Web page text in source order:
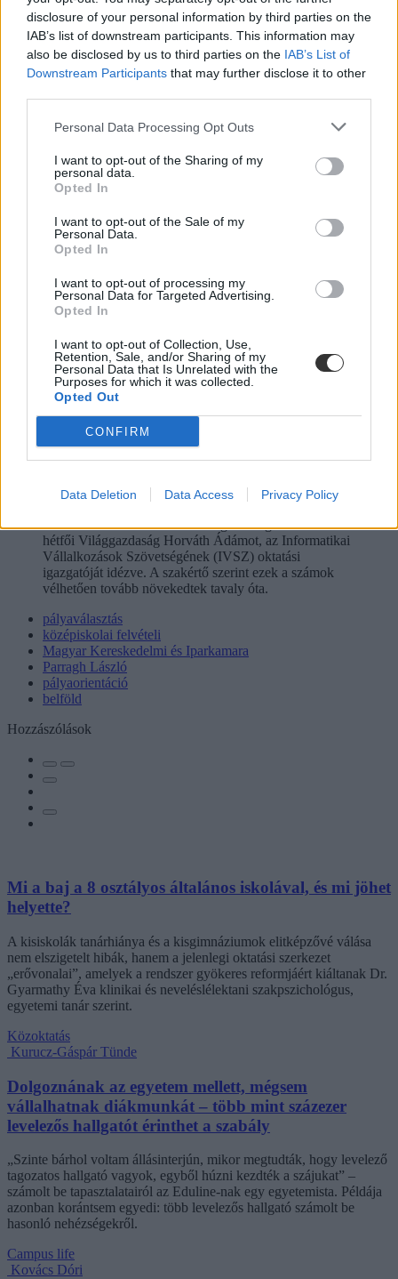
disclosure of your personal information by third parties on the
IAB’s list of downstream participants. This information may
also be disclosed by us to third parties on the IAB’s List of
Downstream Participants that may further disclose it to other
Personal Data Processing Opt Outs
I want to opt-out of the Sharing of my
personal data.
Opted In
I want to opt-out of the Sale of my
Personal Data.
Opted In
I want to opt-out of processing my
Personal Data for Targeted Advertising.
Opted In
I want to opt-out of Collection, Use,
Retention, Sale, and/or Sharing of my
Personal Data that Is Unrelated with the
Purposes for which it was collected.
Opted Out
CONFIRM
Data Deletion Data Access Privacy Policy
eltöltésére;
törekednek a legnagyobb önállóságra a szüleiktől
(önmegvalósítás);
a szellemi foglalkozásra vágyók közül nekik a legnagyobb az
arányuk.
Az alacsonyabb végzettséggel rendelkező szülők a gyerekeinek
máshol van a mérce:
a 8 általánost végzett apák 50 százaléka tanácsolt, hogy
tanuljon szakmát a gyereke (a diplomás szülőknél 11
százalék)
10 százalékuknak tanácsolták, hogy szerezzen diplomát
(diplomás szülőknél 57 százalék)
válassza a gyerek
Érzékelhetően a lemaradottabb régiókban tanácsolják leginkább a
Csongrádban 36, Békésben 31, Hajdú-Biharban 32, Borsodban 26
százalék. Ezzel szemben a fejlettebb Budapesten 16, valamint
Győr-Moson-Sopronban mindössze 14 százalékban adtak ilyen
tanácsot a gyerekeknek szüleik.
Brutális munkaerőhiány: ezekre a pályakezdőkre
vadásznak a cégek
állás volt betöltetlen, ami a közvetett
adhatott volna munkát a nemzetgazdaságban - írta a
hétfői Világgazdaság Horváth Ádámot, az Informatikai
Vállalkozások Szövetségének (IVSZ) oktatási
igazgatóját idézve. A szakértő szerint ezek a számok
vélhetően tovább növekedtek tavaly óta.
pályaválasztás
középiskolai felvételi
Magyar Kereskedelmi és Iparkamara
Parragh László
pályaorientáció
belföld
Hozzászólások
Mi a baj a 8 osztályos általános iskolával, és mi jöhet
helyette?
A kisiskolák tanárhiánya és a kisgimnáziumok elitképzővé válása
nem elszigetelt hibák, hanem a jelenlegi oktatási szerkezet
„erővonalai”, amelyek a rendszer gyökeres reformjáért kiáltanak Dr.
Gyarmathy Éva klinikai és neveléslélektani szakpszichológus,
egyetemi tanár szerint.
Közoktatás
Kurucz-Gáspár Tünde
Dolgoznának az egyetem mellett, mégsem
vállalhatnak diákmunkát – több mint százezer
levelezős hallgatót érinthet a szabály
„Szinte bárhol voltam állásinterjún, mikor megtudták, hogy levelező
tagozatos hallgató vagyok, egyből húzni kezdték a szájukat” –
számolt be tapasztalatairól az Eduline-nak egy egyetemista. Példája
azonban korántsem egyedi: több levelezős hallgató számolt be
hasonló nehézségekről.
Campus life
Kovács Dóri